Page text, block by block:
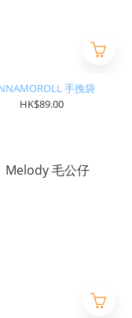
手挽袋
HK$89.00